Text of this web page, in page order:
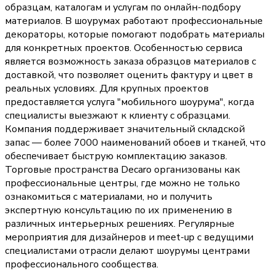
образцам, каталогам и услугам по онлайн-подбору
материалов. В шоурумах работают профессиональные
декораторы, которые помогают подобрать материалы
для конкретных проектов. Особенностью сервиса
является возможность заказа образцов материалов с
доставкой, что позволяет оценить фактуру и цвет в
реальных условиях. Для крупных проектов
предоставляется услуга "мобильного шоурума", когда
специалисты выезжают к клиенту с образцами.
Компания поддерживает значительный складской
запас — более 7000 наименований обоев и тканей, что
обеспечивает быструю комплектацию заказов.
Торговые пространства Decaro организованы как
профессиональные центры, где можно не только
ознакомиться с материалами, но и получить
экспертную консультацию по их применению в
различных интерьерных решениях. Регулярные
мероприятия для дизайнеров и meet-up с ведущими
специалистами отрасли делают шоурумы центрами
профессионального сообщества.